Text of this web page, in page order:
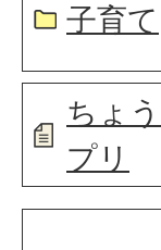
子育て
ちょ
プリ